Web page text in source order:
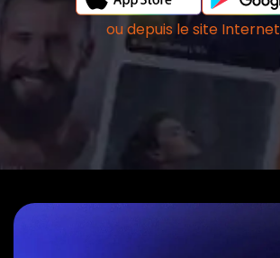
ou depuis le site Internet